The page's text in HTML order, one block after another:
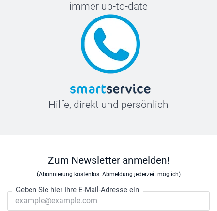
immer up-to-date
Hilfe, direkt und persönlich
Zum Newsletter anmelden!
(Abonnierung kostenlos. Abmeldung jederzeit möglich)
Geben Sie hier Ihre E-Mail-Adresse ein